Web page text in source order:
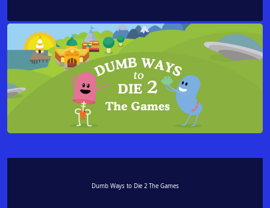
Dumb Ways to Die 2 The Games